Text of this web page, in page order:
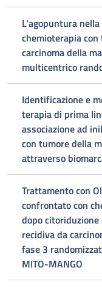
L'agopuntura
chemioterapia
carcinoma della
multicentrico
Identificazione e
terapia di prima
associazione ad
con tumore della
attraverso
Trattamento con
confrontato con
dopo
recidiva da carcinoma
fase 3
MITO-MANGO